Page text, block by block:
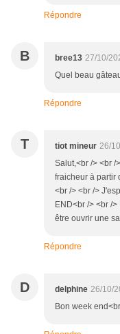
Répondre
B bree13 27/10/
Quel beau
Répondre
T tiot mineur 26/
Salut,<br /> <br /
fraicheur à partir
<br /> <br />
END<br /> <br /
être ouvrir une
Répondre
D delphine 26/10/
Bon week